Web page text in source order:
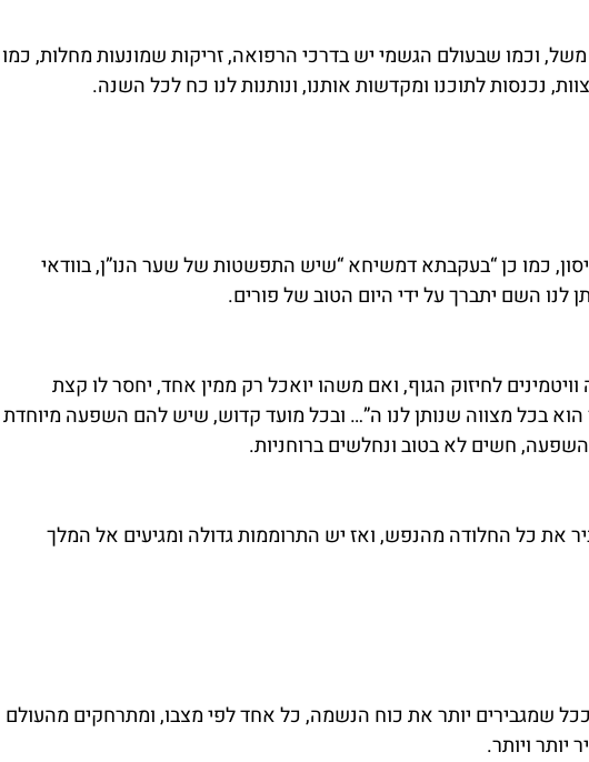
וכמו שבעולם הגשמי יש בדרכי הרפואה, זריקות שמונעות מחלות, כמו
נכנסות לתוכנו ומקדשות אותנו, ונותנות לנו כח לכל השנה.
כמו כן “בעקבתא דמשיחא “שיש התפשטות של שער הנו”ן, בוודאי
לנו השם יתברך על ידי היום הטוב של פורים.
לחיזוק הגוף, ואם משהו יואכל רק ממין אחד, יחסר לו קצת
הוא בכל מצווה שנותן לנו ה”… ובכל מועד קדוש, שיש להם השפעה מיוחדת
חשים לא בטוב ונחלשים ברוחניות.
את כל החלודה מהנפש, ואז יש התרוממות גדולה ומגיעים אל המלך
שמגבירים יותר את כוח הנשמה, כל אחד לפי מצבו, ומתרחקים מהעולם
ויותר.